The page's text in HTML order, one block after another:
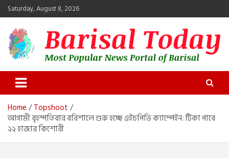
Skip
to
content
Saturday, August 8, 2026
Barisal Today
The Most Popular News Portal in Barisal
Home
Topshoot
আগামী বৃহস্পতিবার বরিশালে শুরু হচ্ছে এইচপিভি ক্যাম্পেইন: টিকা পাবে
২২ হাজার কিশোরী